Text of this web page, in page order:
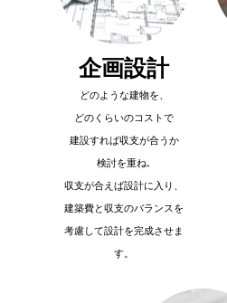
企画設計
どのような建物を、
どのくらいのコストで
建設すれば収支が合うか
検討を重ね､
収支が合えば設計に入り、
建築費と収支のバランスを
考慮して設計を完成させま
す。